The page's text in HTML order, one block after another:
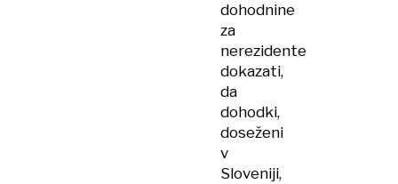
dohodnine
za
nerezidente
dokazati,
da
dohodki,
doseženi
v
Sloveniji,